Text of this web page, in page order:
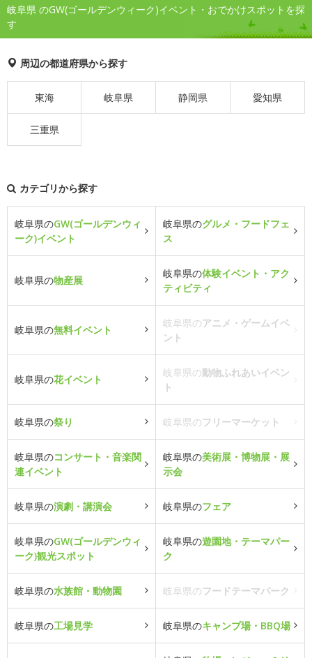
岐阜県 のGW(ゴールデンウィーク)イベント・おでかけスポットを探
す
周辺の都道府県から探す
東海 岐阜県 静岡県 愛知県
三重県
カテゴリから探す
岐阜県のGW(ゴールデンウィ
ーク)イベント
岐阜県のグルメ・フードフェ
ス
岐阜県の物産展
岐阜県の体験イベント・アク
ティビティ
岐阜県の無料イベント
岐阜県のアニメ・ゲームイベ
ント
岐阜県の花イベント
岐阜県の動物ふれあいイベン
ト
岐阜県の祭り 岐阜県のフリーマーケット
岐阜県のコンサート・音楽関
連イベント
岐阜県の美術展・博物展・展
示会
岐阜県の演劇・講演会 岐阜県のフェア
岐阜県のGW(ゴールデンウィ
ーク)観光スポット
岐阜県の遊園地・テーマパー
ク
岐阜県の水族館・動物園 岐阜県のフードテーマパーク
岐阜県の工場見学 岐阜県のキャンプ場・BBQ場